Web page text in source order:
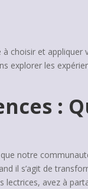
choisir et
explorer les
:
notre
il s’agit de
lectrices, avez à